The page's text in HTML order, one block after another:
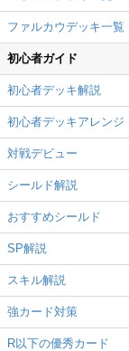
ファルカウデッキ一覧
初心者ガイド
初心者デッキ解説
初心者デッキアレンジ
対戦デビュー
シールド解説
おすすめシールド
SP解説
スキル解説
強カード対策
R以下の優秀カード